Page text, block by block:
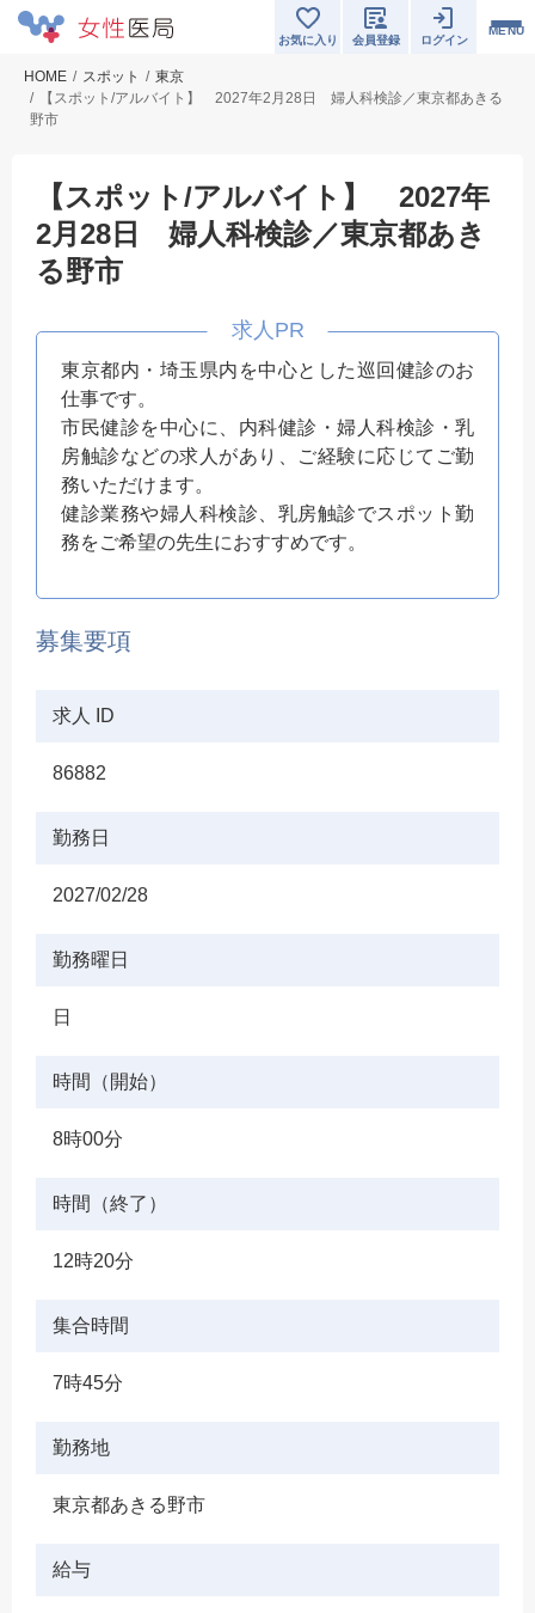
MENU
お気に入り 会員登録 ログイン
HOME スポット
東京
【スポット/アルバイト】 2027年2月28日 婦人科検診／東京都あきる
野市
【スポット/アルバイト】 2027年
2月28日 婦人科検診／東京都あき
る野市
東京都内・埼玉県内を中心とした巡回健診のお
仕事です。
市民健診を中心に、内科健診・婦人科検診・乳
房触診などの求人があり、ご経験に応じてご勤
務いただけます。
健診業務や婦人科検診、乳房触診でスポット勤
務をご希望の先生におすすめです。
募集要項
求人 ID
86882
勤務日
2027/02/28
勤務曜日
日
時間（開始）
8時00分
時間（終了）
12時20分
集合時間
7時45分
勤務地
東京都あきる野市
給与